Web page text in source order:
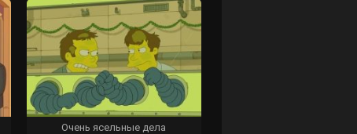
Очень ясельные дела